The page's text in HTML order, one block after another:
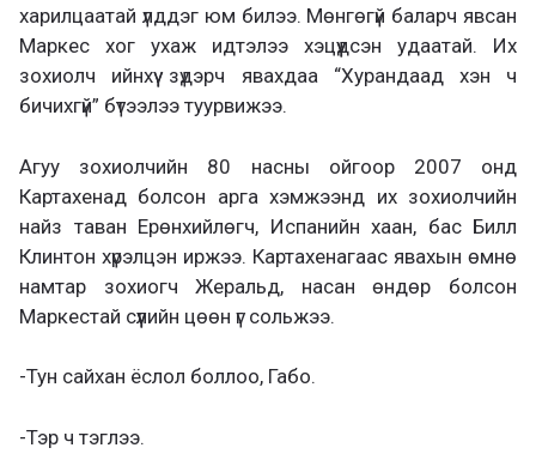
харилцаатай үлддэг юм билээ. Мөнгөгүй баларч явсан
Маркес хог ухаж идтэлээ хэцүүдсэн удаатай. Их
зохиолч ийнхүү зүдэрч явахдаа “Хурандаад хэн ч
бичихгүй” бүтээлээ туурвижээ.
Агуу зохиолчийн 80 насны ойгоор 2007 онд
Картахенад болсон арга хэмжээнд их зохиолчийн
найз таван Ерөнхийлөгч, Испанийн хаан, бас Билл
Клинтон хүрэлцэн иржээ. Картахенагаас явахын өмнө
намтар зохиогч Жеральд, насан өндөр болсон
Маркестай сүүлийн цөөн үг сольжээ.
-Тун сайхан ёслол боллоо, Габо.
-Тэр ч тэглээ.